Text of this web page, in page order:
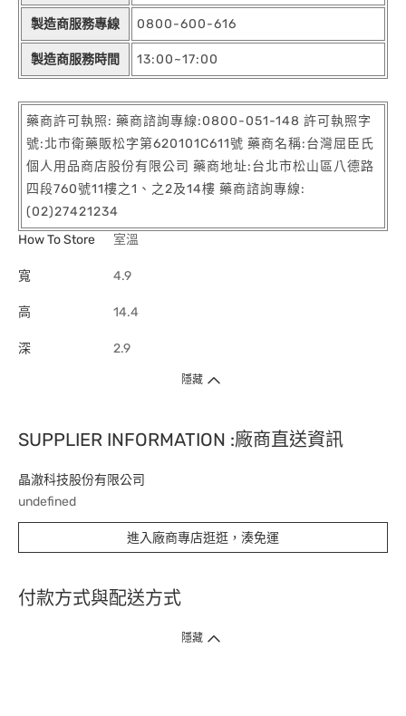
製造商服務專線 0800-600-616
製造商服務時間 13:00~17:00
藥商許可執照: 藥商諮詢專線:0800-051-148 許可執照字
號:北市衛藥販松字第620101C611號 藥商名稱:台灣屈臣氏
個人用品商店股份有限公司 藥商地址:台北市松山區八德路
四段760號11樓之1、之2及14樓 藥商諮詢專線:
(02)27421234
How To Store
室溫
寬 4.9
高 14.4
深 2.9
隱藏
SUPPLIER INFORMATION :廠商直送資訊
晶澈科技股份有限公司
undefined
進入廠商專店逛逛，湊免運
付款方式與配送方式
隱藏